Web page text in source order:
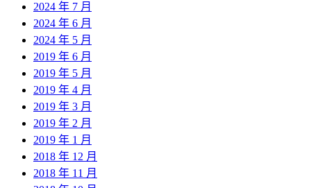
2024 年 7 月
2024 年 6 月
2024 年 5 月
2019 年 6 月
2019 年 5 月
2019 年 4 月
2019 年 3 月
2019 年 2 月
2019 年 1 月
2018 年 12 月
2018 年 11 月